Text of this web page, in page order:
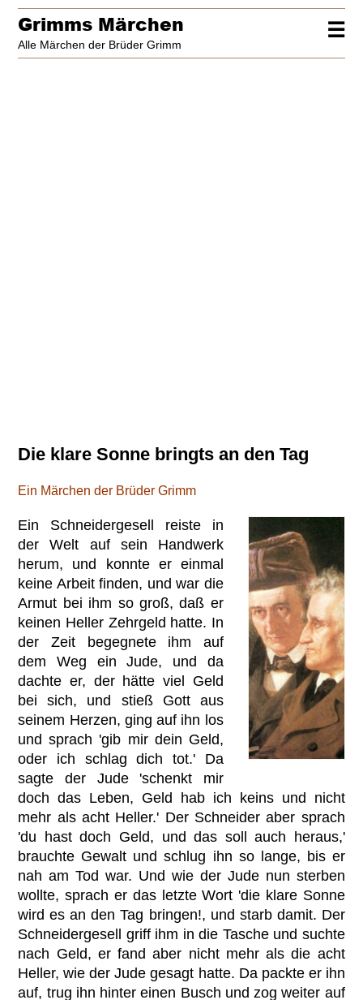
☰
Grimms Märchen
Alle Märchen der Brüder Grimm
Die klare Sonne bringts an den Tag
Ein Märchen der Brüder Grimm
Ein Schneidergesell reiste in
der Welt auf sein Handwerk
herum, und konnte er einmal
keine Arbeit finden, und war die
Armut bei ihm so groß, daß er
keinen Heller Zehrgeld hatte. In
der Zeit begegnete ihm auf
dem Weg ein Jude, und da
dachte er, der hätte viel Geld
bei sich, und stieß Gott aus
seinem Herzen, ging auf ihn los
und sprach 'gib mir dein Geld,
oder ich schlag dich tot.' Da
sagte der Jude 'schenkt mir
doch das Leben, Geld hab ich keins und nicht
mehr als acht Heller.' Der Schneider aber sprach
'du hast doch Geld, und das soll auch heraus,'
brauchte Gewalt und schlug ihn so lange, bis er
nah am Tod war. Und wie der Jude nun sterben
wollte, sprach er das letzte Wort 'die klare Sonne
wird es an den Tag bringen!, und starb damit. Der
Schneidergesell griff ihm in die Tasche und suchte
nach Geld, er fand aber nicht mehr als die acht
Heller, wie der Jude gesagt hatte. Da packte er ihn
auf, trug ihn hinter einen Busch und zog weiter auf